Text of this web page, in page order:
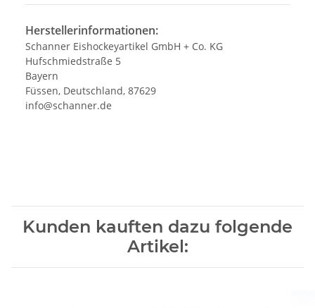
Herstellerinformationen:
Schanner Eishockeyartikel GmbH + Co. KG
Hufschmiedstraße 5
Bayern
Füssen, Deutschland, 87629
info@schanner.de
Kunden kauften dazu folgende
Artikel: